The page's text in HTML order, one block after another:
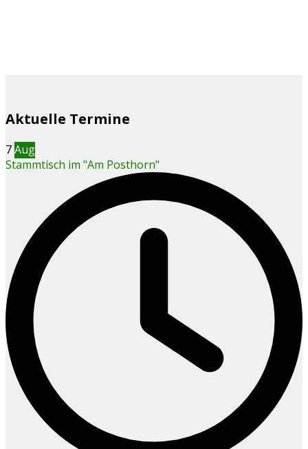
Aktuelle Termine
7Aug
Stammtisch im "Am Posthorn"